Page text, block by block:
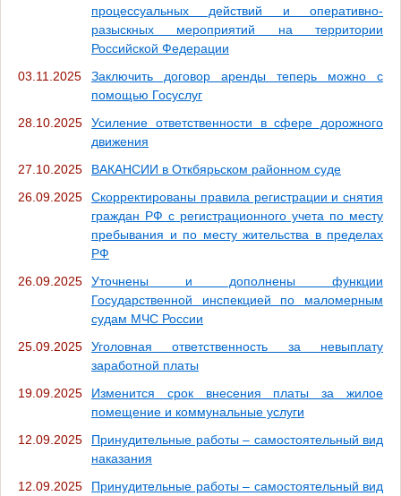
процессуальных действий и оперативно-
разыскных мероприятий на территории
Российской Федерации
03.11.2025
Заключить договор аренды теперь можно с
помощью Госуслуг
28.10.2025
Усиление ответственности в сфере дорожного
движения
27.10.2025
ВАКАНСИИ в Откбярьском районном суде
26.09.2025
Скорректированы правила регистрации и снятия
граждан РФ с регистрационного учета по месту
пребывания и по месту жительства в пределах
РФ
26.09.2025
Уточнены и дополнены функции
Государственной инспекцией по маломерным
судам МЧС России
25.09.2025
Уголовная ответственность за невыплату
заработной платы
19.09.2025
Изменится срок внесения платы за жилое
помещение и коммунальные услуги
12.09.2025
Принудительные работы – самостоятельный вид
наказания
12.09.2025
Принудительные работы – самостоятельный вид